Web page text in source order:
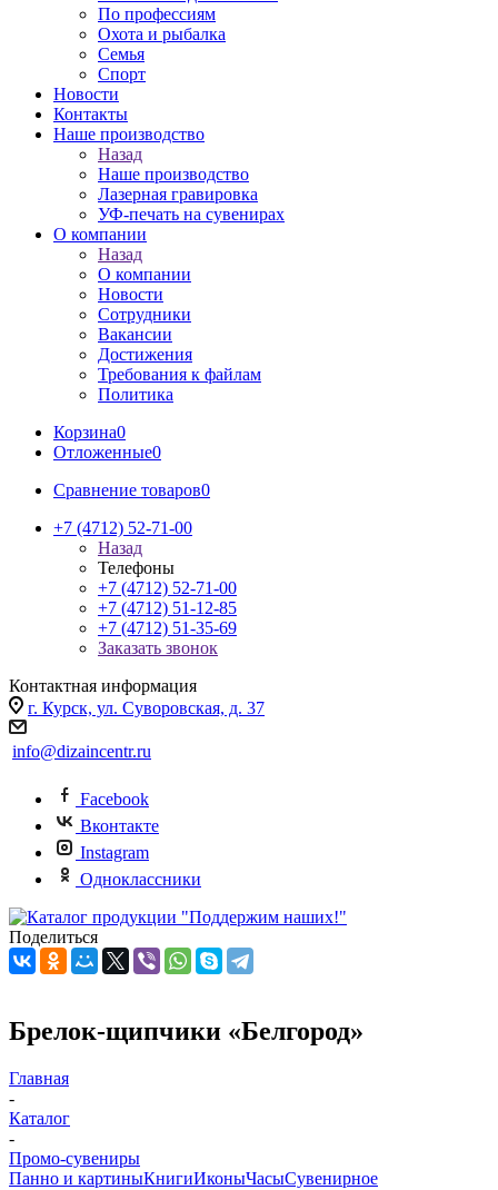
По профессиям
Охота и рыбалка
Семья
Спорт
Новости
Контакты
Наше производство
Назад
Наше производство
Лазерная гравировка
УФ-печать на сувенирах
О компании
Назад
О компании
Новости
Сотрудники
Вакансии
Достижения
Требования к файлам
Политика
Корзина0
Отложенные0
Сравнение товаров0
+7 (4712) 52-71-00
Назад
Телефоны
+7 (4712) 52-71-00
+7 (4712) 51-12-85
+7 (4712) 51-35-69
Заказать звонок
Контактная информация
г. Курск, ул. Суворовская, д. 37
info@dizaincentr.ru
Facebook
Вконтакте
Instagram
Одноклассники
Поделиться
Брелок-щипчики «Белгород»
Главная
-
Каталог
-
Промо-сувениры
Панно и картиныКнигиИконыЧасыСувенирное